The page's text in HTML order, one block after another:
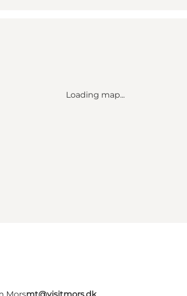
Loading map...